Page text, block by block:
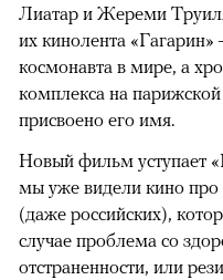
Лиатар и Жереми
их кинолента
космонавта в мире, а
комплекса на
присвоено его имя.
Новый фильм уступает
мы уже видели кино про
(даже российских),
случае проблема со
отстраненности, или